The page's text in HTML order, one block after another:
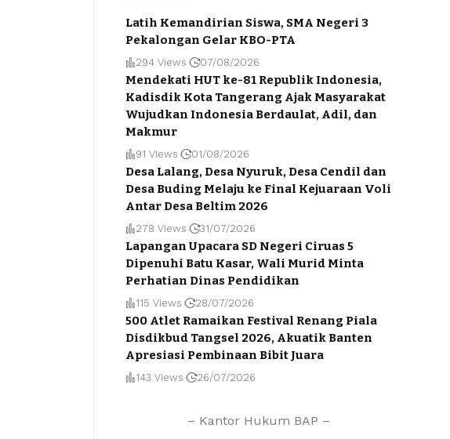
Latih Kemandirian Siswa, SMA Negeri 3
Pekalongan Gelar KBO-PTA
294 Views 07/08/2026
Mendekati HUT ke-81 Republik Indonesia,
Kadisdik Kota Tangerang Ajak Masyarakat
Wujudkan Indonesia Berdaulat, Adil, dan
Makmur
91 Views 01/08/2026
Desa Lalang, Desa Nyuruk, Desa Cendil dan
Desa Buding Melaju ke Final Kejuaraan Voli
Antar Desa Beltim 2026
278 Views 31/07/2026
Lapangan Upacara SD Negeri Ciruas 5
Dipenuhi Batu Kasar, Wali Murid Minta
Perhatian Dinas Pendidikan
115 Views 28/07/2026
500 Atlet Ramaikan Festival Renang Piala
Disdikbud Tangsel 2026, Akuatik Banten
Apresiasi Pembinaan Bibit Juara
143 Views 26/07/2026
– Kantor Hukum BAP –